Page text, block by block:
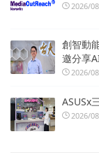
2026/
創智動
邀分享
2026/
ASUSx
2026/